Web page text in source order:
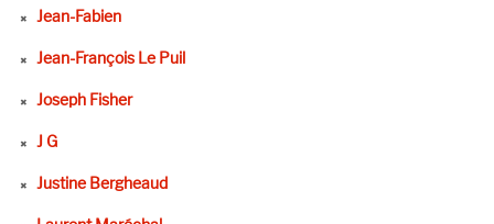
Jean-Fabien
Jean-François Le Puil
Joseph Fisher
J G
Justine Bergheaud